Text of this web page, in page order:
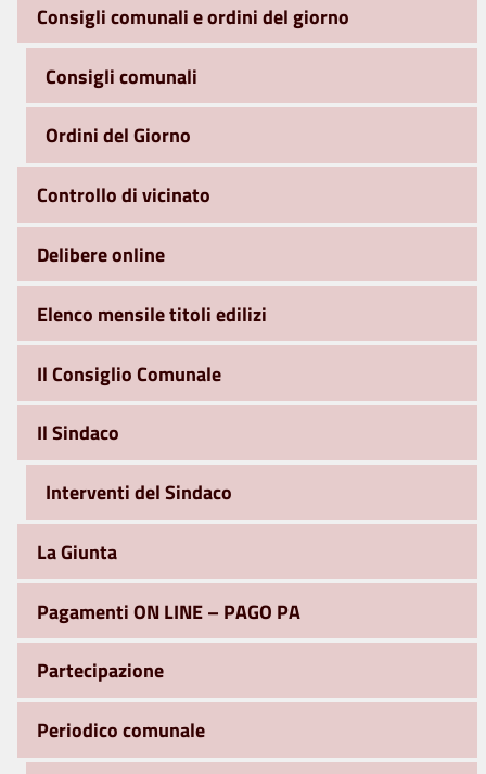
Consigli comunali e ordini del giorno
Consigli comunali
Ordini del Giorno
Controllo di vicinato
Delibere online
Elenco mensile titoli edilizi
Il Consiglio Comunale
Il Sindaco
Interventi del Sindaco
La Giunta
Pagamenti ON LINE – PAGO PA
Partecipazione
Periodico comunale